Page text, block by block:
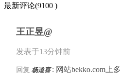
最新评论(9100 )
王正昱@
发表于13分钟前
回复 杨道喜: 网站bekko.com上